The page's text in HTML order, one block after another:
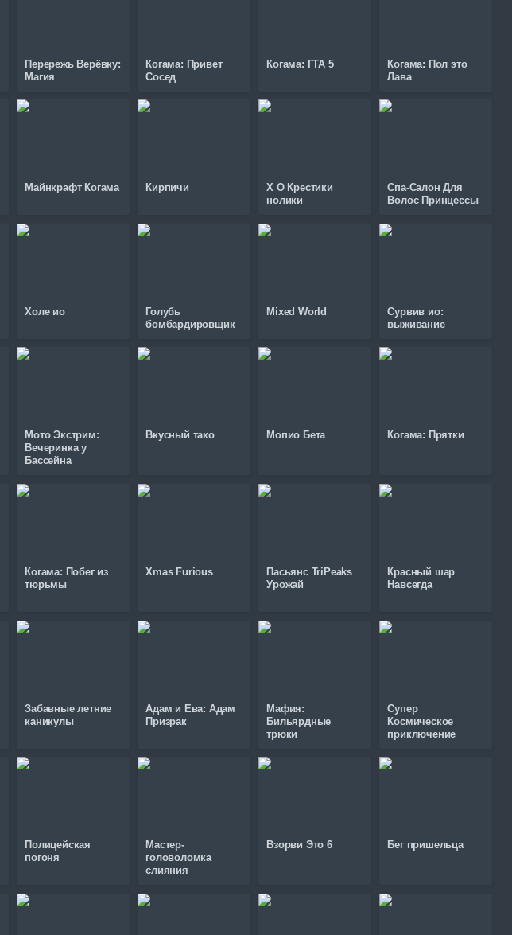
Перережь Верёвку:
Магия
Когама: Привет
Сосед
Когама: ГТА 5
Когама: Пол это
Лава
Майнкрафт Когама Кирпичи
X O Крестики
нолики
Спа-Салон Для
Волос Принцессы
Холе ио
Голубь
бомбардировщик
Mixed World
Сурвив ио:
выживание
Мото Экстрим:
Вечеринка у
Бассейна
Вкусный тако Мопио Бета Когама: Прятки
Когама: Побег из
тюрьмы
Xmas Furious
Пасьянс TriPeaks
Урожай
Красный шар
Навсегда
Забавные летние
каникулы
Адам и Ева: Адам
Призрак
Мафия:
Бильярдные
трюки
Супер
Космическое
приключение
Полицейская
погоня
Мастер-
головоломка
слияния
Взорви Это 6 Бег пришельца